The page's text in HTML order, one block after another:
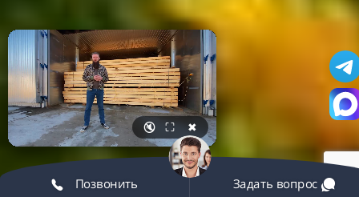
🔇 ⛶ ✖
Позвонить Задать вопрос